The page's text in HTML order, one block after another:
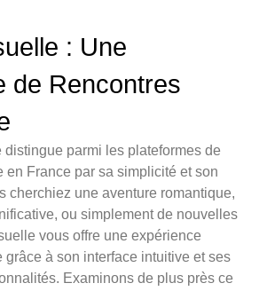
: Une
de Rencontres
parmi les plateformes de
en France par sa simplicité et son
cherchiez une aventure romantique,
ou simplement de nouvelles
vous offre une expérience
grâce à son interface intuitive et ses
Examinons de plus près ce